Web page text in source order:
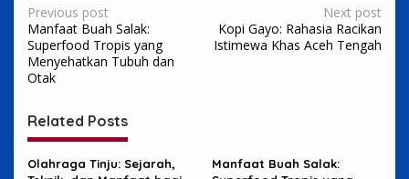
Post
navigation
Previous post
Manfaat Buah Salak:
Superfood Tropis yang
Menyehatkan Tubuh dan
Otak
Next post
Kopi Gayo: Rahasia Racikan
Istimewa Khas Aceh Tengah
Related Posts
Olahraga Tinju: Sejarah,
Manfaat Buah Salak: